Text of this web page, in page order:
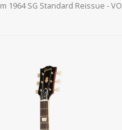
1964 SG Standard Reissue -